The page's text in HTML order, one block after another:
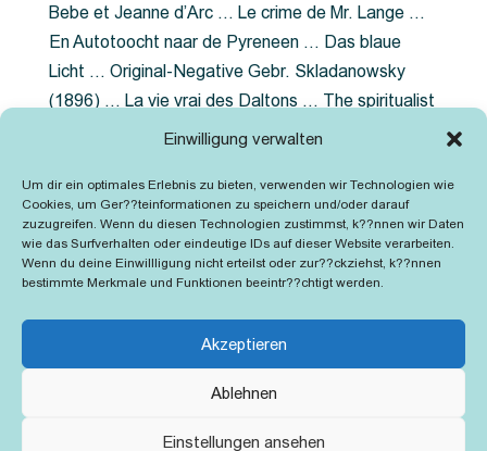
Einwilligung verwalten
Um dir ein optimales Erlebnis zu bieten, verwenden wir Technologien wie
Cookies, um Ger??teinformationen zu speichern und/oder darauf
zuzugreifen. Wenn du diesen Technologien zustimmst, k??nnen wir Daten
wie das Surfverhalten oder eindeutige IDs auf dieser Website verarbeiten.
Wenn du deine Einwillligung nicht erteilst oder zur??ckziehst, k??nnen
bestimmte Merkmale und Funktionen beeintr??chtigt werden.
Akzeptieren
Ablehnen
Einstellungen ansehen
Bebe et Jeanne d’Arc … Le crime de Mr. Lange …
En Autotoocht naar de Pyreneen … Das blaue
Licht … Original-Negative Gebr. Skladanowsky
(1896) … La vie vrai des Daltons … The spiritualist
photographer … Feuer im Fjord … The Song of the
Grubenlampe … Tolstoy … Grün ist die Heide …
Lady Hamilton … Mütter verzaget nicht …
Ruttmann Werbefilme